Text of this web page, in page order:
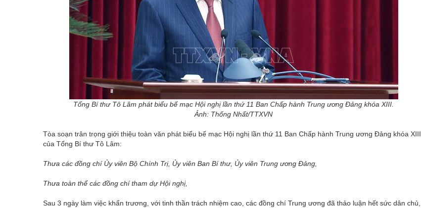
Tổng Bí thư Tô Lâm phát biểu bế mạc Hội nghị lần thứ 11 Ban Chấp hành Trung ương Đảng khóa XIII.
Ảnh: Thống Nhất/TTXVN
Tòa soạn trân trọng giới thiệu toàn văn phát biểu bế mạc Hội nghị lần thứ 11 Ban Chấp hành Trung ương Đảng khóa XIII
của Tổng Bí thư Tô Lâm:
Thưa các đồng chí Ủy viên Bộ Chính Trị, Ủy viên Ban Bí thư, Ủy viên Trung ương Đảng,
Thưa toàn thể các đồng chí tham dự Hội nghị,
Sau 3 ngày làm việc khẩn trương, với tinh thần trách nhiệm cao, các đồng chí Trung ương đã thảo luận hết sức dân chủ,